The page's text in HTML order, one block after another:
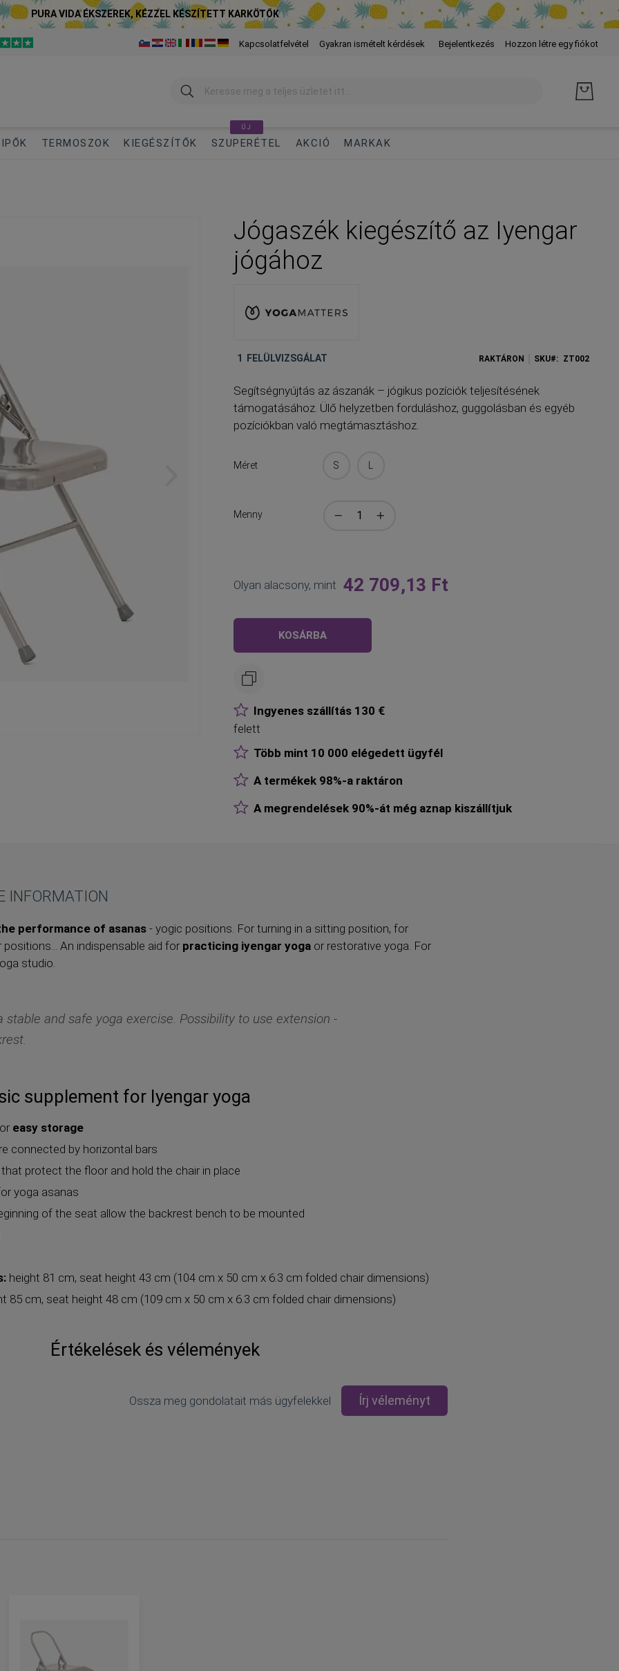
PURA VIDA ÉKSZEREK, KÉZZEL KÉSZÍTETT KARKÖTŐK
to
Kapcsolatfelvétel Gyakran ismételt kérdések Bejelentkezés Hozzon létre egy fiókot
Keresés
TERMOSZOK KIEGÉSZÍTŐK SZUPERÉTEL
ÚJ
AKCIÓ MARKAK
Jógaszék kiegészítő az Iyengar
jógához
1 FELÜLVIZSGÁLAT RAKTÁRON SKU ZT002
Segítségnyújtás az ászanák – jógikus pozíciók teljesítésének
támogatásához. Ülő helyzetben forduláshoz, guggolásban és egyéb
pozíciókban való megtámasztáshoz.
Méret S
Menny
Olyan alacsony, mint 42 709,13 Ft
KOSÁRBA
Ingyenes szállítás 130 €
felett
Több mint 10 000 elégedett ügyfél
A termékek 98%-a raktáron
A megrendelések 90%-át még aznap kiszállítjuk
performance of asanas - yogic positions. For turning in a sitting position, for
An indispensable aid for practicing iyengar yoga or restorative yoga. For
studio.
stable and safe yoga exercise. Possibility to use extension -
supplement for Iyengar yoga
easy storage
connected by horizontal bars
protect the floor and hold the chair in place
yoga asanas
of the seat allow the backrest bench to be mounted
height 81 cm, seat height 43 cm (104 cm x 50 cm x 6.3 cm folded chair dimensions)
85 cm, seat height 48 cm (109 cm x 50 cm x 6.3 cm folded chair dimensions)
INFORMATION
Értékelések és vélemények
Ossza meg gondolatait más ügyfelekkel Írj véleményt